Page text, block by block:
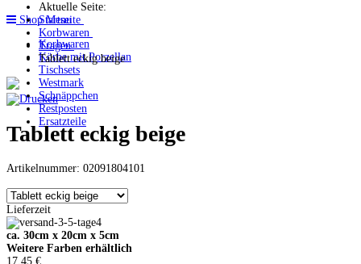
Shop Menu
Korbwaren
Körbe mit Porzellan
Tischsets
Westmark
Schnäppchen
Restposten
Ersatzteile
Aktuelle Seite:
Startseite
Korbwaren
Tragen
Tablett eckig beige
Tablett eckig beige
Artikelnummer: 02091804101
Lieferzeit
ca. 30cm x 20cm x 5cm
Weitere Farben erhältlich
17,45 €